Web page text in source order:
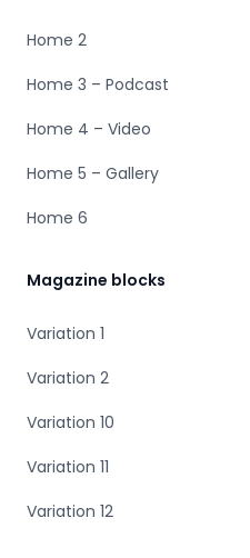
Home 2
Home 3 – Podcast
Home 4 – Video
Home 5 – Gallery
Home 6
Magazine blocks
Variation 1
Variation 2
Variation 10
Variation 11
Variation 12